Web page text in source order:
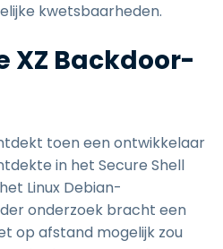
kwetsbaarheden.
XZ Backdoor-
toen een ontwikkelaar
in het Secure Shell
Linux Debian-
onderzoek bracht een
op afstand mogelijk zou